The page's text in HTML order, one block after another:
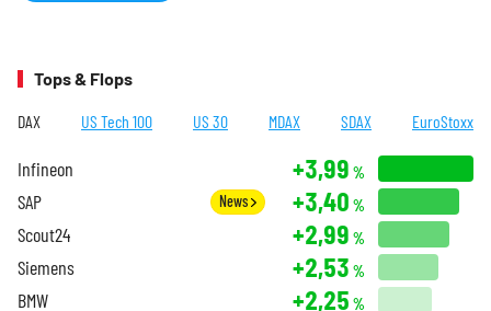
Tops & Flops
DAX US Tech 100 US 30 MDAX SDAX EuroStoxx
Infineon +3,99 %
SAP News +3,40 %
Scout24 +2,99 %
Siemens +2,53 %
BMW +2,25 %